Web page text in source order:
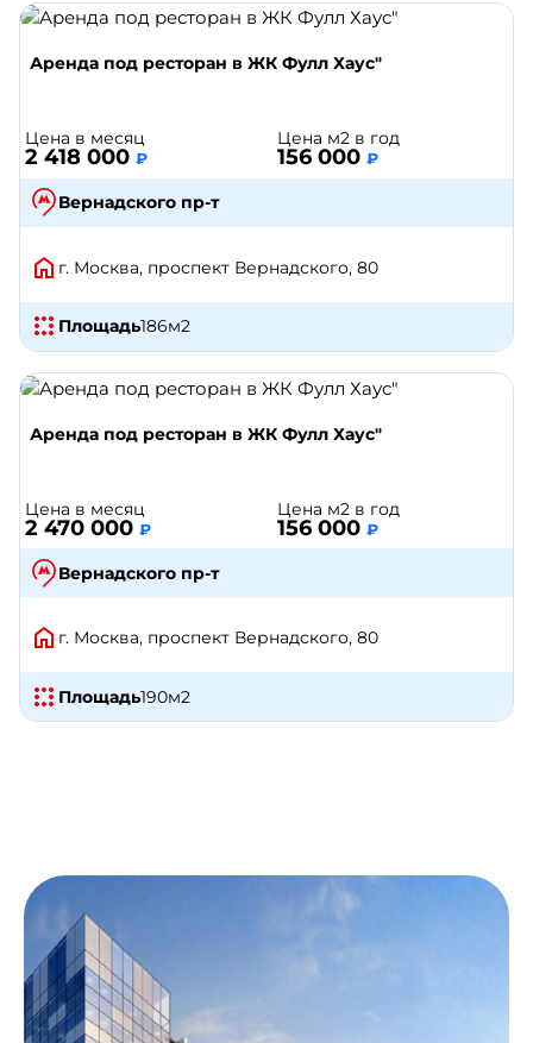
Аренда под ресторан в ЖК Фулл Хаус"
Цена в месяц
2 418 000 ₽
Цена м2 в год
156 000 ₽
Вернадского пр-т
г. Москва, проспект Вернадского, 80
Площадь186м2
Аренда под ресторан в ЖК Фулл Хаус"
Цена в месяц
2 470 000 ₽
Цена м2 в год
156 000 ₽
Вернадского пр-т
г. Москва, проспект Вернадского, 80
Площадь190м2